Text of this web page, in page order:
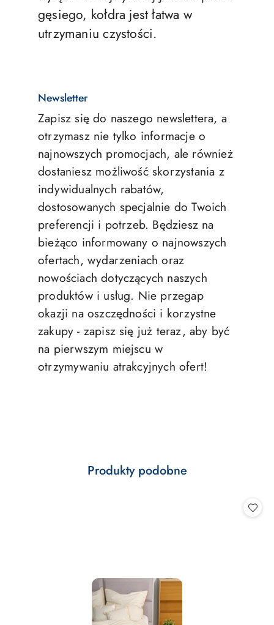
gęsiego, kołdra jest łatwa w
utrzymaniu czystości.
Newsletter
Zapisz się do naszego newslettera, a
otrzymasz nie tylko informacje o
najnowszych promocjach, ale również
dostaniesz możliwość skorzystania z
indywidualnych rabatów,
dostosowanych specjalnie do Twoich
preferencji i potrzeb. Będziesz na
bieżąco informowany o najnowszych
ofertach, wydarzeniach oraz
nowościach dotyczących naszych
produktów i usług. Nie przegap
okazji na oszczędności i korzystne
zakupy - zapisz się już teraz, aby być
na pierwszym miejscu w
otrzymywaniu atrakcyjnych ofert!
Pomiń karuzelę produktów
Produkty
Produkty podobne